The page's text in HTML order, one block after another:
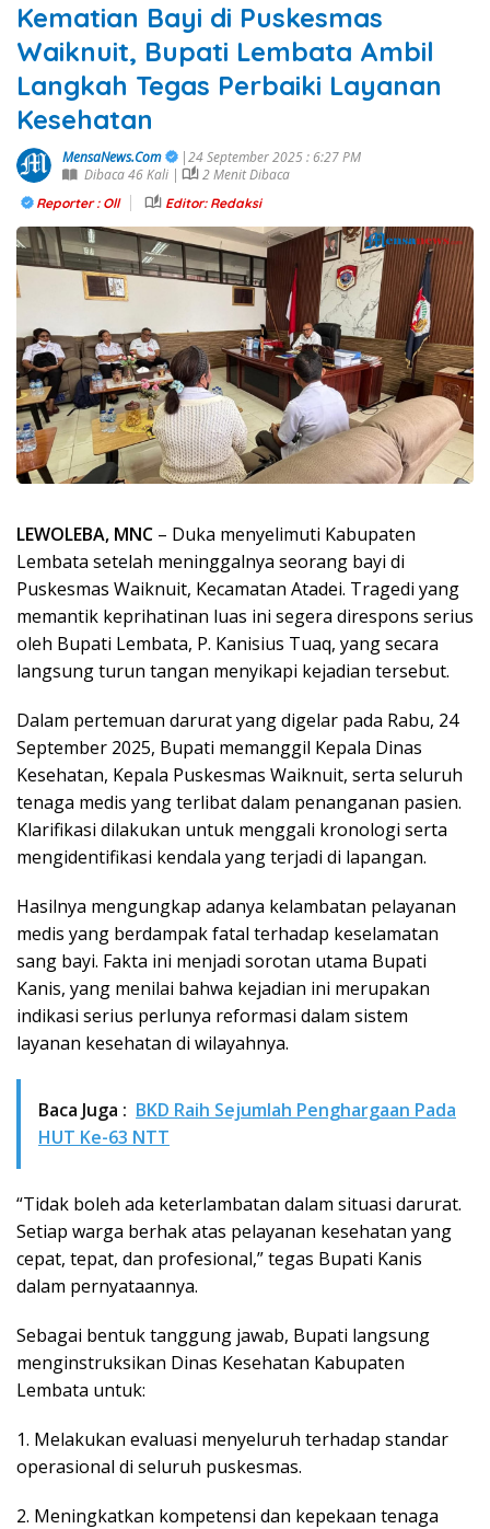
Kematian Bayi di Puskesmas
Waiknuit, Bupati Lembata Ambil
Langkah Tegas Perbaiki Layanan
Kesehatan
MensaNews.Com
|24 September 2025 : 6:27 PM
Dibaca 46 Kali |
2 Menit Dibaca
Reporter : Oll Editor: Redaksi
LEWOLEBA, MNC – Duka menyelimuti Kabupaten
Lembata setelah meninggalnya seorang bayi di
Puskesmas Waiknuit, Kecamatan Atadei. Tragedi yang
memantik keprihatinan luas ini segera direspons serius
oleh Bupati Lembata, P. Kanisius Tuaq, yang secara
langsung turun tangan menyikapi kejadian tersebut.
Dalam pertemuan darurat yang digelar pada Rabu, 24
September 2025, Bupati memanggil Kepala Dinas
Kesehatan, Kepala Puskesmas Waiknuit, serta seluruh
tenaga medis yang terlibat dalam penanganan pasien.
Klarifikasi dilakukan untuk menggali kronologi serta
mengidentifikasi kendala yang terjadi di lapangan.
Hasilnya mengungkap adanya kelambatan pelayanan
medis yang berdampak fatal terhadap keselamatan
sang bayi. Fakta ini menjadi sorotan utama Bupati
Kanis, yang menilai bahwa kejadian ini merupakan
indikasi serius perlunya reformasi dalam sistem
layanan kesehatan di wilayahnya.
Baca Juga : BKD Raih Sejumlah Penghargaan Pada
HUT Ke-63 NTT
“Tidak boleh ada keterlambatan dalam situasi darurat.
Setiap warga berhak atas pelayanan kesehatan yang
cepat, tepat, dan profesional,” tegas Bupati Kanis
dalam pernyataannya.
Sebagai bentuk tanggung jawab, Bupati langsung
menginstruksikan Dinas Kesehatan Kabupaten
Lembata untuk:
1. Melakukan evaluasi menyeluruh terhadap standar
operasional di seluruh puskesmas.
2. Meningkatkan kompetensi dan kepekaan tenaga